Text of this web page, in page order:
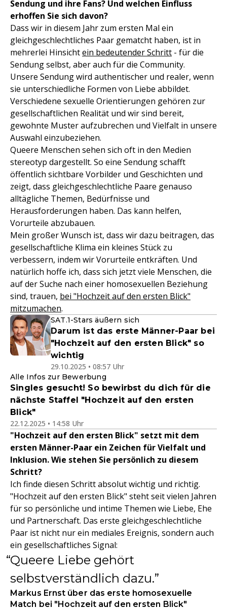
Sendung und ihre Fans? Und welchen Einfluss
erhoffen Sie sich davon?
Dass wir in diesem Jahr zum ersten Mal ein
gleichgeschlechtliches Paar gematcht haben, ist in
mehrerlei Hinsichtein bedeutender Schritt - für die
Sendung selbst, aber auch für die Community.
Unsere Sendung wird authentischer und realer, wenn
sie unterschiedliche Formen von Liebe abbildet.
Verschiedene sexuelle Orientierungen gehören zur
gesellschaftlichen Realität und wir sind bereit,
gewohnte Muster aufzubrechen und Vielfalt in unsere
Auswahl einzubeziehen.
Queere Menschen sehen sich oft in den Medien
stereotyp dargestellt. So eine Sendung schafft
öffentlich sichtbare Vorbilder und Geschichten und
zeigt, dass gleichgeschlechtliche Paare genauso
alltägliche Themen, Bedürfnisse und
Herausforderungen haben. Das kann helfen,
Vorurteile abzubauen.
Mein großer Wunsch ist, dass wir dazu beitragen, das
gesellschaftliche Klima ein kleines Stück zu
verbessern, indem wir Vorurteile entkräften. Und
natürlich hoffe ich, dass sich jetzt viele Menschen, die
auf der Suche nach einer homosexuellen Beziehung
sind, trauen, bei "Hochzeit auf den ersten Blick"
mitzumachen.
SAT.1-Stars äußern sich
Darum ist das erste Männer-Paar bei
"Hochzeit auf den ersten Blick" so
wichtig
29.10.2025 • 08:57 Uhr
Alle Infos zur Bewerbung
Singles gesucht! So bewirbst du dich für die
nächste Staffel "Hochzeit auf den ersten
Blick"
22.12.2025 • 14:58 Uhr
"Hochzeit auf den ersten Blick" setzt mit dem
ersten Männer-Paar ein Zeichen für Vielfalt und
Inklusion. Wie stehen Sie persönlich zu diesem
Schritt?
Ich finde diesen Schritt absolut wichtig und richtig.
"Hochzeit auf den ersten Blick" steht seit vielen Jahren
für so persönliche und intime Themen wie Liebe, Ehe
und Partnerschaft. Das erste gleichgeschlechtliche
Paar ist nicht nur ein mediales Ereignis, sondern auch
ein gesellschaftliches Signal:
Queere Liebe gehört
selbstverständlich dazu.
Markus Ernst über das erste homosexuelle
Match bei "Hochzeit auf den ersten Blick"